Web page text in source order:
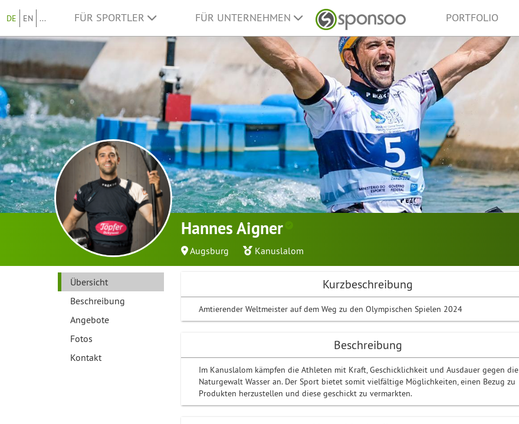
DE EN ... FÜR SPORTLER FÜR UNTERNEHMEN PORTFOLIO
Hannes Aigner
Augsburg Kanuslalom
Übersicht
Beschreibung
Angebote
Fotos
Kontakt
Kurzbeschreibung
Amtierender Weltmeister auf dem Weg zu den Olympischen Spielen 2024
Beschreibung
Im Kanuslalom kämpfen die Athleten mit Kraft, Geschicklichkeit und Ausdauer gegen die
Naturgewalt Wasser an. Der Sport bietet somit vielfältige Möglichkeiten, einen Bezug zu
Produkten herzustellen und diese geschickt zu vermarkten.